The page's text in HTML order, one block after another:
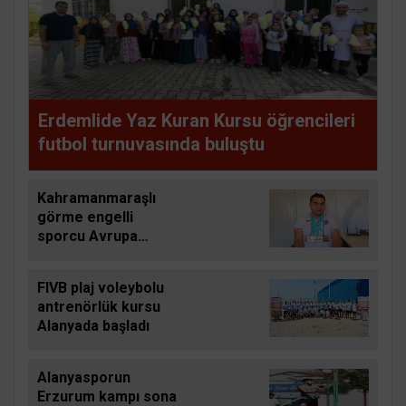
Erdemlide Yaz Kuran Kursu öğrencileri
futbol turnuvasında buluştu
Kahramanmaraşlı
görme engelli
sporcu Avrupa
FIVB plaj voleybolu
antrenörlük kursu
Alanyada başladı
Alanyasporun
Erzurum kampı sona